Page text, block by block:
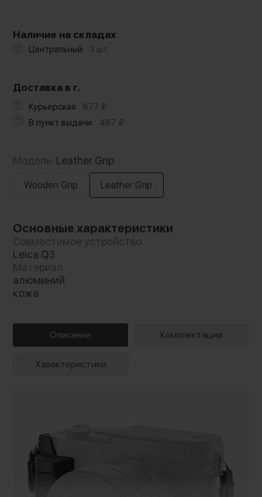
Наличие на складах
Центральный: 3 шт.
Доставка в г.
Курьерская: 677 ₽
В пункт выдачи:
487 ₽
Модель: Leather Grip
Wooden Grip Leather Grip
Основные характеристики
Совместимое устройство
Leica Q3
Материал
алюминий
кожа
Описание Комплектация
Характеристики